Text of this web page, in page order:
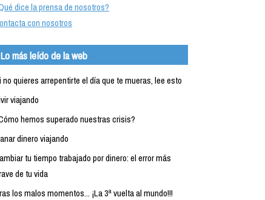
dice la prensa de nosotros?
con nosotros
Lo más leído de la web
no quieres arrepentirte el día que te mueras, lee esto
viajando
hemos superado nuestras crisis?
dinero viajando
tu tiempo trabajado por dinero: el error más
de tu vida
los malos momentos... ¡La 3ª vuelta al mundo!!!